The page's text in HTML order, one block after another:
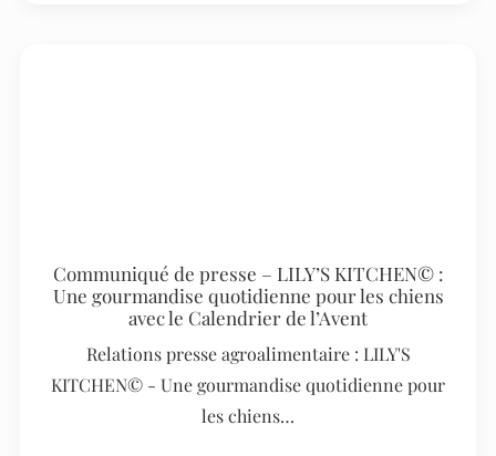
Communiqué de presse – LILY’S KITCHEN© :
Une gourmandise quotidienne pour les chiens
avec le Calendrier de l’Avent
Relations presse agroalimentaire : LILY'S
KITCHEN© - Une gourmandise quotidienne pour
les chiens…